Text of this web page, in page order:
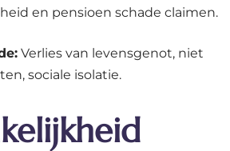
en pensioen schade claimen.
Verlies van levensgenot, niet
sociale isolatie.